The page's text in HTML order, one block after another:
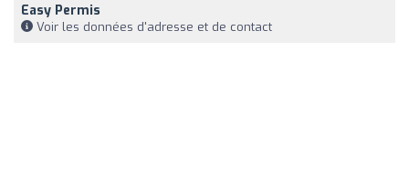
Easy Permis
Voir les données d'adresse et de contact